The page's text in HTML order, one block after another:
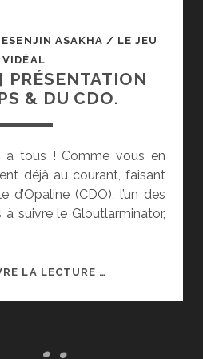
ESENJIN ASAKHA / LE JEU
VIDÉAL
PRÉSENTATION
& DU CDO.
à tous ! Comme vous en
déjà au courant, faisant
d’Opaline (CDO), l’un des
suivre le Gloutlarminator,
LA LECTURE …